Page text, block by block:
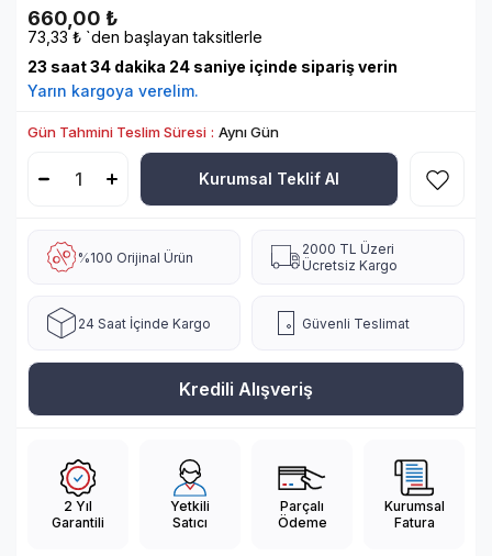
660,00 ₺
73,33 ₺ `den başlayan taksitlerle
23 saat34 dakika 24 saniye içinde sipariş verin
Yarın kargoya verelim.
Gün Tahmini Teslim Süresi : Aynı Gün
Kurumsal Teklif Al
%100 Orijinal Ürün
2000 TL Üzeri
Ücretsiz Kargo
24 Saat İçinde Kargo Güvenli Teslimat
Kredili Alışveriş
2 Yıl
Garantili
Yetkili
Satıcı
Parçalı
Ödeme
Kurumsal
Fatura